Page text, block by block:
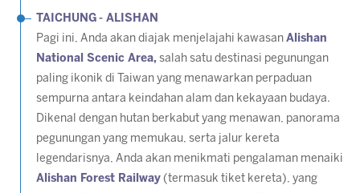
TAICHUNG - ALISHAN
Pagi ini, Anda akan diajak menjelajahi kawasan Alishan
National Scenic Area, salah satu destinasi pegunungan
paling ikonik di Taiwan yang menawarkan perpaduan
sempurna antara keindahan alam dan kekayaan budaya.
Dikenal dengan hutan berkabut yang menawan, panorama
pegunungan yang memukau, serta jalur kereta
legendarisnya, Anda akan menikmati pengalaman menaiki
Alishan Forest Railway (termasuk tiket kereta), yang